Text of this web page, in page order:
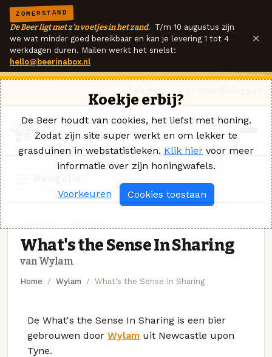
ZOMERSTAND
De Beer ligt met z'n voetjes in het zand. T/m 10 augustus zijn
we wat minder goed bereikbaar en kan je levering 1 tot 4
werkdagen duren. Mailen werkt het snelst:
hello@beerinabox.nl
×
What's the Sense In Sharing
van Wylam
Home Wylam What's the Sense In Sharing
De What's the Sense In Sharing is een bier
gebrouwen door Wylam uit Newcastle upon
Tyne.
Koekje erbij?
De Beer houdt van cookies, het liefst met honing.
Zodat zijn site super werkt en om lekker te
grasduinen in webstatistieken. Klik hier voor meer
informatie over zijn honingwafels.
Voorkeuren Cookies toestaan